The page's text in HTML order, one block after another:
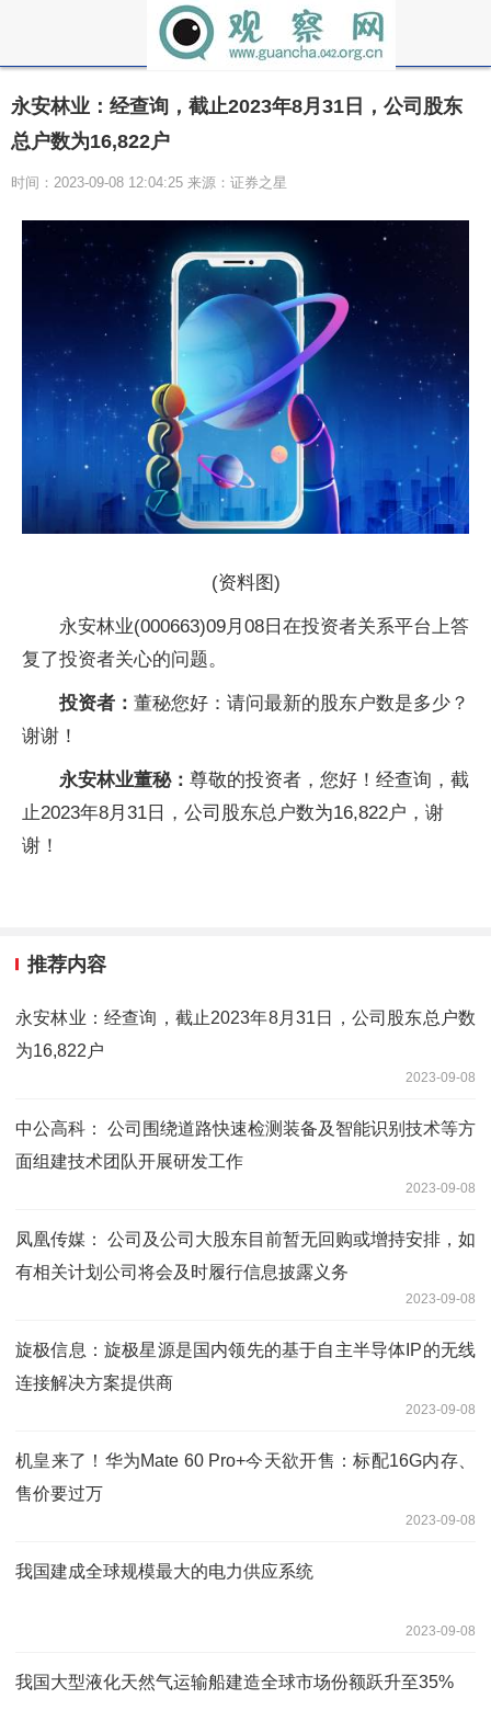
永安林业：经查询，截止2023年8月31日，公司股东
总户数为16,822户
时间：2023-09-08 12:04:25 来源：证券之星
(资料图)
永安林业(000663)09月08日在投资者关系平台上答
复了投资者关心的问题。
投资者： 董秘您好：请问最新的股东户数是多少？
谢谢！
永安林业董秘： 尊敬的投资者，您好！经查询，截
止2023年8月31日，公司股东总户数为16,822户，谢
谢！
推荐内容
永安林业：经查询，截止2023年8月31日，公司股东总户数
为16,822户
2023-09-08
中公高科： 公司围绕道路快速检测装备及智能识别技术等方
面组建技术团队开展研发工作
2023-09-08
凤凰传媒： 公司及公司大股东目前暂无回购或增持安排，如
有相关计划公司将会及时履行信息披露义务
2023-09-08
旋极信息：旋极星源是国内领先的基于自主半导体IP的无线
连接解决方案提供商
2023-09-08
机皇来了！华为Mate 60 Pro+今天欲开售：标配16G内存、
售价要过万
2023-09-08
我国建成全球规模最大的电力供应系统
2023-09-08
我国大型液化天然气运输船建造全球市场份额跃升至35%